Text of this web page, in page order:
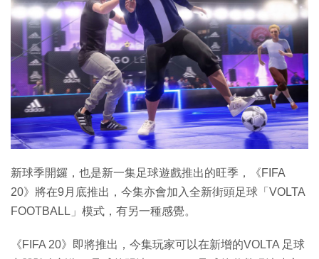
EduTech
IT Times
生成式AI與雲端應用
Enterprise Digital Transformation
特集
新球季開鑼，也是新一集足球遊戲推出的旺季，《FIFA
20》將在9月底推出，今集亦會加入全新街頭足球「VOLTA
FOOTBALL」模式，有另一種感覺。
《FIFA 20》即將推出，今集玩家可以在新增的VOLTA 足球